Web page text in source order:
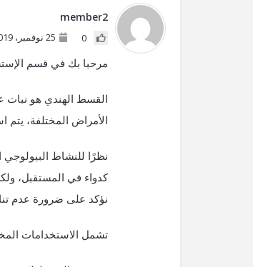
member2
0 25 نوفمبر، 2019 في 1:39 م
مرحبا بك في قسم
القسط الهندي هو
الأمراض المختلفة، يتم
نظرًا للنشاط
كدواء في المستقبل،
نؤكد على ضرورة عدم
تشمل الاستخدامات